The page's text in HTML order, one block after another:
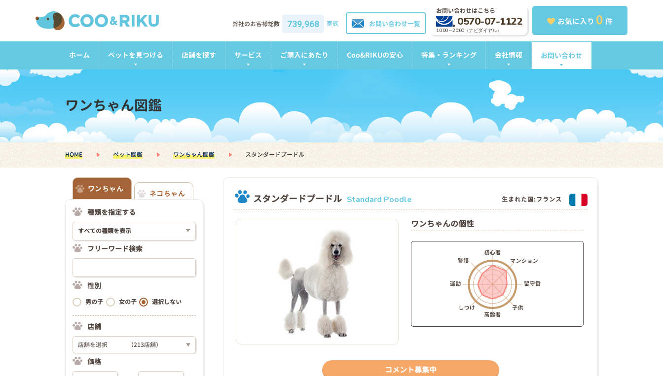
お気に入り 0 件
お問い合わせはこちら
0570-07-1122
10:00～20:00（ナビダイヤル）
お問い合わせ一覧
弊社のお客様総数 739,968 家族
ホーム ペットを見つける 店舗を探す サービス ご購入にあたり Coo&RIKUの安心 特集・ランキング 会社情報 お問い合わせ
ワンちゃん図鑑
HOME ペット図鑑 ワンちゃん図鑑 スタンダードプードル
スタンダードプードル Standard Poodle 生まれた国:フランス
ワンちゃんの個性
コメント募集中
ワンちゃん
ネコちゃん
種類を指定する
フリーワード検索
性別
男の子 女の子 選択しない
店舗
店舗を選択 （213店舗） ▼
価格